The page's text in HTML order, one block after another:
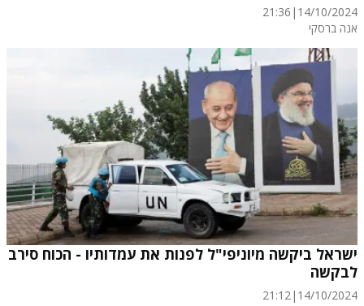
14/10/2024
|
21:36
אנה ברסקי
ישראל ביקשה מיוניפי"ל לפנות את עמדותיו - הכוח סירב
לבקשה
14/10/2024
|
21:12